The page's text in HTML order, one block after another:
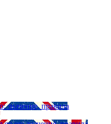
значение, правила